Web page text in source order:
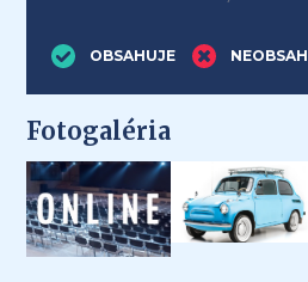
OBSAHUJE
Fotogaléria